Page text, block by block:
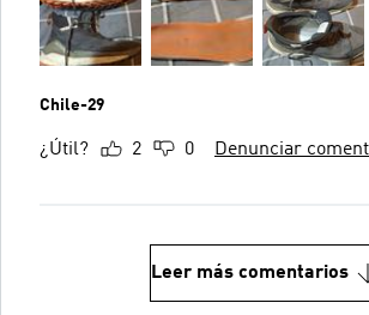
Chile-29
¿Útil? 2 0 Denunciar
Leer más comentarios